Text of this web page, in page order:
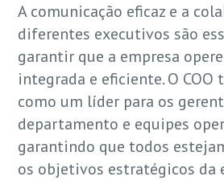
A comunicação eficaz e a
diferentes executivos são
garantir que a empresa
integrada e eficiente. O COO
como um líder para os
departamento e equipes
garantindo que todos
os objetivos estratégicos da